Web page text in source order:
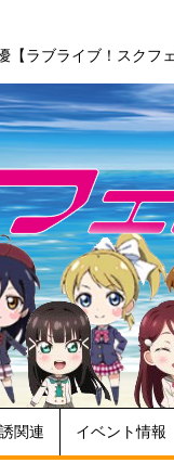
ラブライブ！スクフェ
関連 イベント情報